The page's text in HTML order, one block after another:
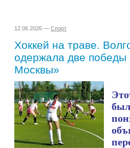
12.06.2026 — Спорт
Хоккей на траве.
одержала две
Москвы»